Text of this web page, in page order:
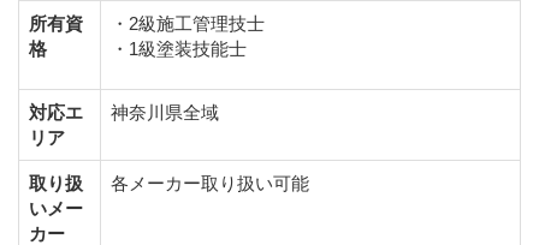
所有資
格
・2級施工管理技士
・1級塗装技能士
対応エ
リア
神奈川県全域
取り扱
いメー
カー
各メーカー取り扱い可能